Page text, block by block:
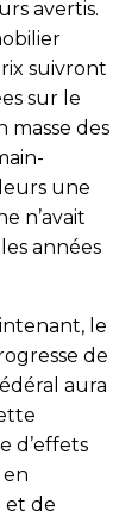
avertis.
suivront
sur le
des
une
n’avait
années
le
de
aura
d’effets
et de